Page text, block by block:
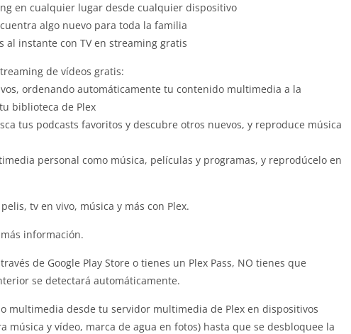
en cualquier lugar desde cualquier dispositivo
algo nuevo para toda la familia
al instante con TV en streaming gratis
de vídeos gratis:
ordenando automáticamente tu contenido multimedia a la
biblioteca de Plex
tus podcasts favoritos y descubre otros nuevos, y reproduce música
personal como música, películas y programas, y reprodúcelo en
tv en vivo, música y más con Plex.
información.
de Google Play Store o tienes un Plex Pass, NO tienes que
se detectará automáticamente.
multimedia desde tu servidor multimedia de Plex en dispositivos
música y vídeo, marca de agua en fotos) hasta que se desbloquee la